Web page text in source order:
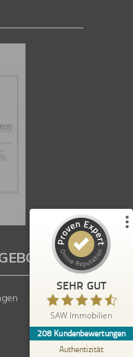
SEHR GUT
SAW Immobilien
208 Kundenbewertungen
Authentizität
und Erfahrungen zu
29
Bewertungen auf
ProvenExpert.com
Profil werfen
Heidi B.
5,00
Kundenservice
fachkundige Beratung. Es hat
alles wie abgesproch...